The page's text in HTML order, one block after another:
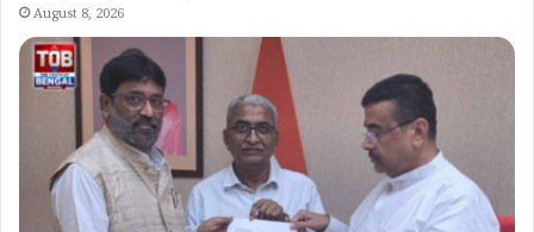
August 8, 2026